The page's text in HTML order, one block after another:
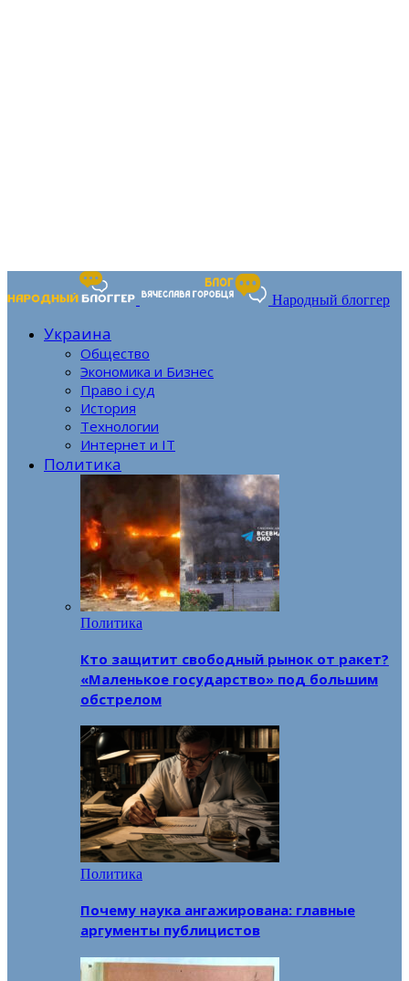
Народный блоггер
Украина
Общество
Экономика и Бизнес
Право і суд
История
Технологии
Интернет и IT
Политика
Политика
Кто защитит свободный рынок от ракет?
«Маленькое государство» под большим
обстрелом
Политика
Почему наука ангажирована: главные
аргументы публицистов